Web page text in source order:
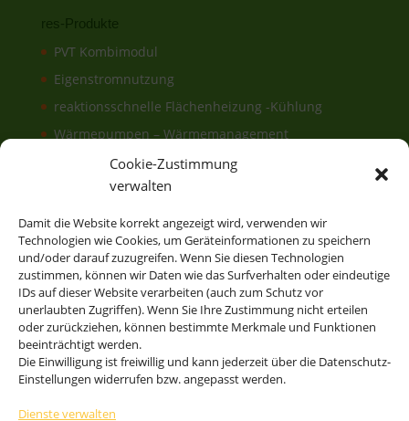
Cookie-Zustimmung
verwalten
Damit die Website korrekt angezeigt wird, verwenden wir
Technologien wie Cookies, um Geräteinformationen zu speichern
und/oder darauf zuzugreifen. Wenn Sie diesen Technologien
zustimmen, können wir Daten wie das Surfverhalten oder eindeutige
IDs auf dieser Website verarbeiten (auch zum Schutz vor
unerlaubten Zugriffen). Wenn Sie Ihre Zustimmung nicht erteilen
oder zurückziehen, können bestimmte Merkmale und Funktionen
beeinträchtigt werden.
Die Einwilligung ist freiwillig und kann jederzeit über die Datenschutz-
Einstellungen widerrufen bzw. angepasst werden.
Dienste verwalten
res-Produkte
PVT Kombimodul
Eigenstromnutzung
reaktionsschnelle Flächenheizung -Kühlung
Wärmepumpen – Wärmemanagement
Elektronisches & hydraulisches
Energiemanagement
EisSpeicher
Erdwärmeanlage
res-Energiesysteme für Gebäude und Schwimmbäder
res-solSupport bivalent plus WP
res-solAutark terra / ice
res-solAutark air Luft-WP